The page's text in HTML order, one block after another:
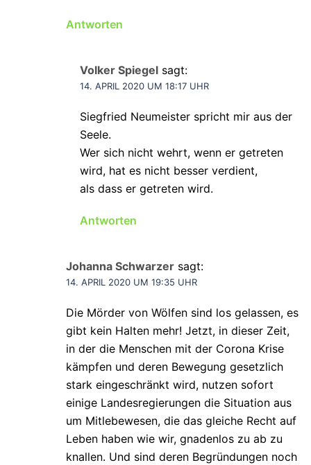
Antworten
Volker Spiegel sagt:
14. APRIL 2020 UM 18:17 UHR
Siegfried Neumeister spricht mir aus der
Seele.
Wer sich nicht wehrt, wenn er getreten
wird, hat es nicht besser verdient,
als dass er getreten wird.
Antworten
Johanna Schwarzer sagt:
14. APRIL 2020 UM 19:35 UHR
Die Mörder von Wölfen sind los gelassen, es
gibt kein Halten mehr! Jetzt, in dieser Zeit,
in der die Menschen mit der Corona Krise
kämpfen und deren Bewegung gesetzlich
stark eingeschränkt wird, nutzen sofort
einige Landesregierungen die Situation aus
um Mitlebewesen, die das gleiche Recht auf
Leben haben wie wir, gnadenlos zu ab zu
knallen. Und sind deren Begründungen noch